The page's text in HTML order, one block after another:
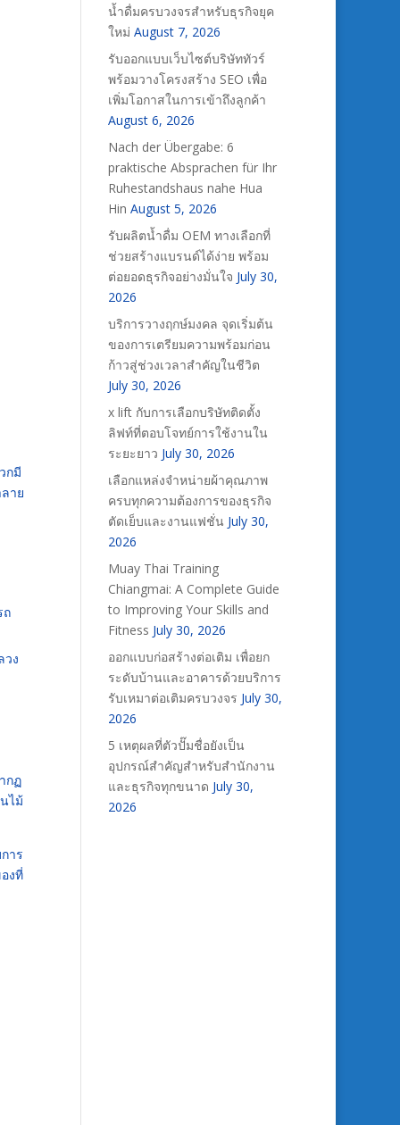
กมี
าย
ถ
วง
กฏ
ไม้
าร
งที่
น้ำดื่มครบวงจรสำหรับธุรกิจยุค
ใหม่ August 7, 2026
รับออกแบบเว็บไซต์บริษัททัวร์
พร้อมวางโครงสร้าง SEO เพื่อ
เพิ่มโอกาสในการเข้าถึงลูกค้า
August 6, 2026
Nach der Übergabe: 6
praktische Absprachen für Ihr
Ruhestandshaus nahe Hua
Hin August 5, 2026
รับผลิตน้ำดื่ม OEM ทางเลือกที่
ช่วยสร้างแบรนด์ได้ง่าย พร้อม
ต่อยอดธุรกิจอย่างมั่นใจ July 30,
2026
บริการวางฤกษ์มงคล จุดเริ่มต้น
ของการเตรียมความพร้อมก่อน
ก้าวสู่ช่วงเวลาสำคัญในชีวิต
July 30, 2026
x lift กับการเลือกบริษัทติดตั้ง
ลิฟท์ที่ตอบโจทย์การใช้งานใน
ระยะยาว July 30, 2026
เลือกแหล่งจำหน่ายผ้าคุณภาพ
ครบทุกความต้องการของธุรกิจ
ตัดเย็บและงานแฟชั่น July 30,
2026
Muay Thai Training
Chiangmai: A Complete Guide
to Improving Your Skills and
Fitness July 30, 2026
ออกแบบก่อสร้างต่อเติม เพื่อยก
ระดับบ้านและอาคารด้วยบริการ
รับเหมาต่อเติมครบวงจร July 30,
2026
5 เหตุผลที่ตัวปั๊มชื่อยังเป็น
อุปกรณ์สำคัญสำหรับสำนักงาน
และธุรกิจทุกขนาด July 30,
2026